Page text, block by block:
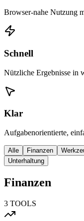
Browser-nahe Nutzung
Schnell
Nützliche Ergebnisse in
Klar
Aufgabenorientierte,
Alle Finanzen
Unterhaltung
Finanzen
3 TOOLS